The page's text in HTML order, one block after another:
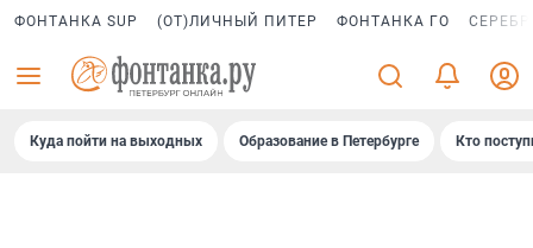
ФОНТАНКА SUP (ОТ)ЛИЧНЫЙ ПИТЕР ФОНТАНКА ГО
Куда пойти на выходных Образование в Петербурге Кто